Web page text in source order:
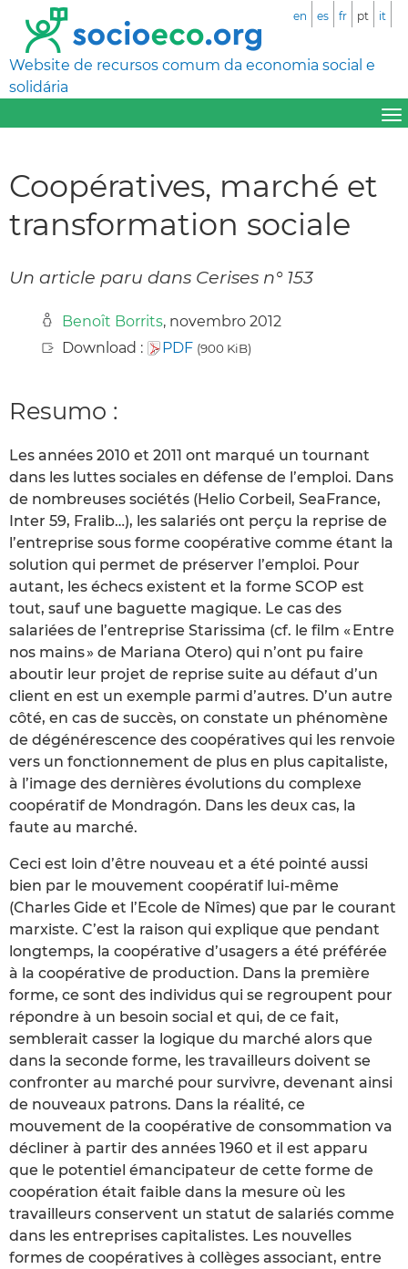
Website de recursos comum da economia social e
solidária
en es fr pt it
Coopératives, marché et
transformation sociale
Un article paru dans Cerises n° 153
Benoît Borrits, novembro 2012
Download :
PDF (900 KiB)
Resumo :
Les années 2010 et 2011 ont marqué un tournant
dans les luttes sociales en défense de l’emploi. Dans
de nombreuses sociétés (Helio Corbeil, SeaFrance,
Inter 59, Fralib…), les salariés ont perçu la reprise de
l’entreprise sous forme coopérative comme étant la
solution qui permet de préserver l’emploi. Pour
autant, les échecs existent et la forme SCOP est
tout, sauf une baguette magique. Le cas des
salariées de l’entreprise Starissima (cf. le film « Entre
nos mains » de Mariana Otero) qui n’ont pu faire
aboutir leur projet de reprise suite au défaut d’un
client en est un exemple parmi d’autres. D’un autre
côté, en cas de succès, on constate un phénomène
de dégénérescence des coopératives qui les renvoie
vers un fonctionnement de plus en plus capitaliste,
à l’image des dernières évolutions du complexe
coopératif de Mondragón. Dans les deux cas, la
faute au marché.
Ceci est loin d’être nouveau et a été pointé aussi
bien par le mouvement coopératif lui-même
(Charles Gide et l’Ecole de Nîmes) que par le courant
marxiste. C’est la raison qui explique que pendant
longtemps, la coopérative d’usagers a été préférée
à la coopérative de production. Dans la première
forme, ce sont des individus qui se regroupent pour
répondre à un besoin social et qui, de ce fait,
semblerait casser la logique du marché alors que
dans la seconde forme, les travailleurs doivent se
confronter au marché pour survivre, devenant ainsi
de nouveaux patrons. Dans la réalité, ce
mouvement de la coopérative de consommation va
décliner à partir des années 1960 et il est apparu
que le potentiel émancipateur de cette forme de
coopération était faible dans la mesure où les
travailleurs conservent un statut de salariés comme
dans les entreprises capitalistes. Les nouvelles
formes de coopératives à collèges associant, entre